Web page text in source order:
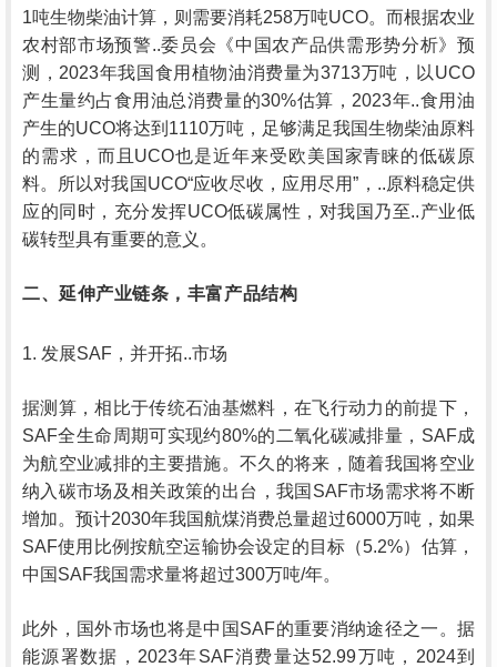
1吨生物柴油计算，则需要消耗258万吨UCO。而根据农业
农村部市场预警..委员会《中国农产品供需形势分析》预
测，2023年我国食用植物油消费量为3713万吨，以UCO
产生量约占食用油总消费量的30%估算，2023年..食用油
产生的UCO将达到1110万吨，足够满足我国生物柴油原料
的需求，而且UCO也是近年来受欧美国家青睐的低碳原
料。所以对我国UCO“应收尽收，应用尽用”，..原料稳定供
应的同时，充分发挥UCO低碳属性，对我国乃至..产业低
碳转型具有重要的意义。
二、延伸产业链条，丰富产品结构
1. 发展SAF，并开拓..市场
据测算，相比于传统石油基燃料，在飞行动力的前提下，
SAF全生命周期可实现约80%的二氧化碳减排量，SAF成
为航空业减排的主要措施。不久的将来，随着我国将空业
纳入碳市场及相关政策的出台，我国SAF市场需求将不断
增加。预计2030年我国航煤消费总量超过6000万吨，如果
SAF使用比例按航空运输协会设定的目标（5.2%）估算，
中国SAF我国需求量将超过300万吨/年。
此外，国外市场也将是中国SAF的重要消纳途径之一。据
能源署数据，2023年SAF消费量达52.99万吨，2024到